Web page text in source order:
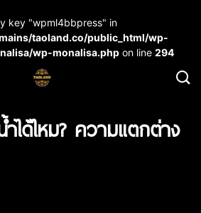
key "wpml4bbpress" in
taoland.co/public_html/wp-
wp-monalisa.php on line 294
ำได้ไหม? ความแตกต่าง